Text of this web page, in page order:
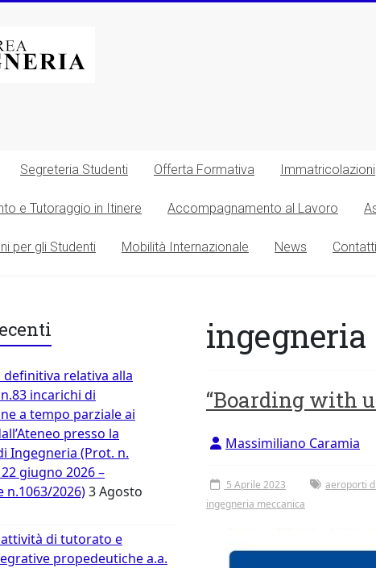
Segreteria Studenti Offerta Formativa Immatricolazioni
e Tutoraggio in Itinere Accompagnamento al Lavoro
per gli Studenti Mobilità Internazionale News Contatti
“Boarding with
Massimiliano Caramia
5 Aprile 2023 aeroporti
ingegneria meccanica
relativa alla
incarichi di
a tempo parziale ai
presso la
Ingegneria (Prot. n.
giugno 2026 –
n.1063/2026)3 Agosto
di tutorato e
propedeutiche a.a.